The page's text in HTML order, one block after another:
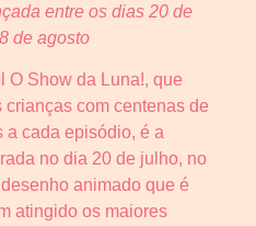
entre os dias 20 de
de agosto
O Show da Luna!, que
com centenas de
a cada episódio, é a
no dia 20 de julho, no
animado que é
atingido os maiores